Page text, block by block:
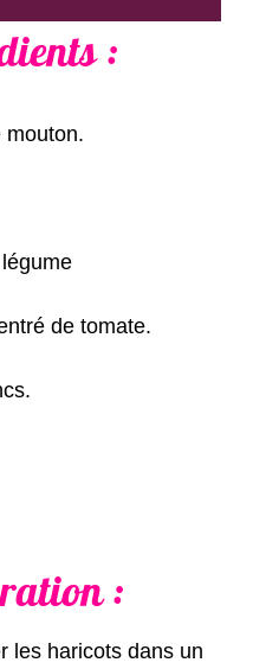
:
mouton.
de tomate.
:
les haricots dans un